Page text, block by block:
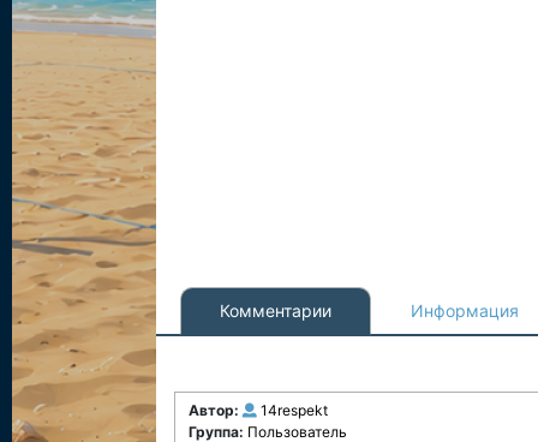
Комментарии Информация
Автор:
14respekt
Группа: Пользователь